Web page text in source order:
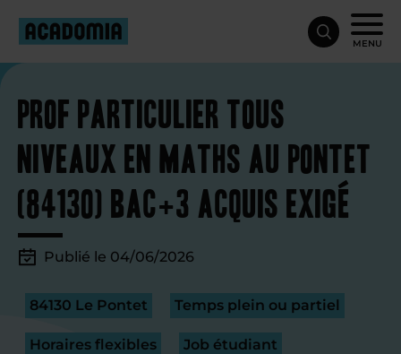
MENU
Prof particulier tous
niveaux en maths au Pontet
(84130) Bac+3 acquis exigé
Publié le 04/06/2026
84130 Le Pontet Temps plein ou partiel
Horaires flexibles Job étudiant